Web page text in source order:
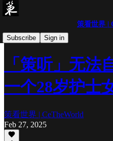
策看世界 |
Subscribe
Sign in
「策听」精品播客分享
「策听」无法
一个28岁护士
策看世界 | CeTheWorld
Feb 27, 2025